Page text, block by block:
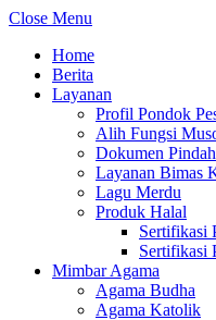
Close Menu
Home
Berita
Layanan
Profil Pondok
Alih Fungsi
Dokumen
Layanan Bimas
Lagu Merdu
Produk Halal
Sertifikasi
Sertifikasi
Mimbar Agama
Agama Budha
Agama Katolik